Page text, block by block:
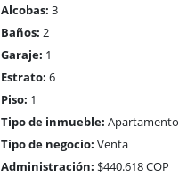
Alcobas: 3
Baños: 2
Garaje: 1
Estrato: 6
Piso: 1
Tipo de inmueble: Apartamento
Tipo de negocio: Venta
Administración: $440.618 COP